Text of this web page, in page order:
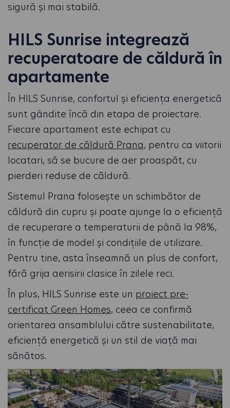
sigură și mai stabilă.
HILS Sunrise integrează
recuperatoare de căldură în
apartamente
În HILS Sunrise, confortul și eficiența energetică
sunt gândite încă din etapa de proiectare.
Fiecare apartament este echipat cu
recuperator de căldură Prana, pentru ca viitorii
locatari, să se bucure de aer proaspăt, cu
pierderi reduse de căldură.
Sistemul Prana folosește un schimbător de
căldură din cupru și poate ajunge la o eficiență
de recuperare a temperaturii de până la 98%,
în funcție de model și condițiile de utilizare.
Pentru tine, asta înseamnă un plus de confort,
fără grija aerisirii clasice în zilele reci.
În plus, HILS Sunrise este un proiect pre-
certificat Green Homes, ceea ce confirmă
orientarea ansamblului către sustenabilitate,
eficiență energetică și un stil de viață mai
sănătos.